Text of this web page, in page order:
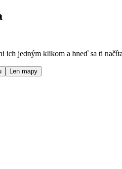
ich jedným klikom a hneď sa ti
Len mapy